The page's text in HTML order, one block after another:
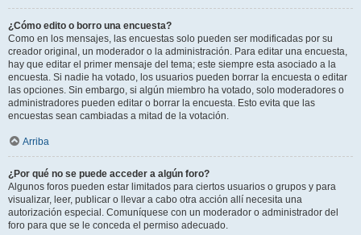
¿Cómo edito o borro una encuesta?
Como en los mensajes, las encuestas solo pueden ser modificadas por su
creador original, un moderador o la administración. Para editar una encuesta,
hay que editar el primer mensaje del tema; este siempre esta asociado a la
encuesta. Si nadie ha votado, los usuarios pueden borrar la encuesta o editar
las opciones. Sin embargo, si algún miembro ha votado, solo moderadores o
administradores pueden editar o borrar la encuesta. Esto evita que las
encuestas sean cambiadas a mitad de la votación.
Arriba
¿Por qué no se puede acceder a algún foro?
Algunos foros pueden estar limitados para ciertos usuarios o grupos y para
visualizar, leer, publicar o llevar a cabo otra acción allí necesita una
autorización especial. Comuníquese con un moderador o administrador del
foro para que se le conceda el permiso adecuado.